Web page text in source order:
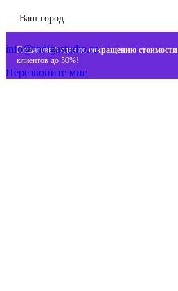
Ваш город:
Пошаговый план посокращению стоимости
клиентов до 50%!
+7 (993) 477-18-57
info@indigastudio.ru
Перезвоните мне